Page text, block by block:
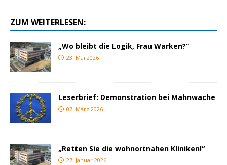
ZUM WEITERLESEN:
„Wo bleibt die Logik, Frau Warken?“
23. Mai 2026
Leserbrief: Demonstration bei Mahnwache
07. März 2026
„Retten Sie die wohnortnahen Kliniken!“
27. Januar 2026